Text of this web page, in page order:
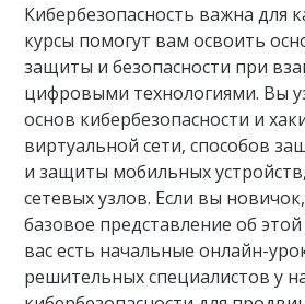
Кибербезопасность важна для
курсы помогут вам освоить
защиты и безопасности при
цифровыми технологиями. Вы
основ кибербезопасности и
виртуальной сети, способов
и защиты мобильных
сетевых узлов. Если вы
базовое представление об этой
вас есть начальные онлайн-
решительных специалистов у